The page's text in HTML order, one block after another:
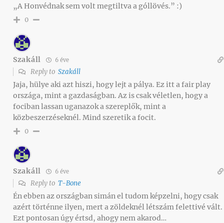
„A Honvédnak sem volt megtiltva a góllövés.” :)
0
Szakáll 6 éve
Reply to Szakáll
Jaja, hülye aki azt hiszi, hogy lejt a pálya. Ez itt a fair play
országa, mint a gazdaságban. Az is csak véletlen, hogy a
fociban lassan uganazok a szereplők, mint a
közbeszerzéseknél. Mind szeretik a focit.
0
Szakáll 6 éve
Reply to T-Bone
Én ebben az országban simán el tudom képzelni, hogy csak
azért történne ilyen, mert a zöldeknél létszám felettivé vált.
Ezt pontosan úgy értsd, ahogy nem akarod…